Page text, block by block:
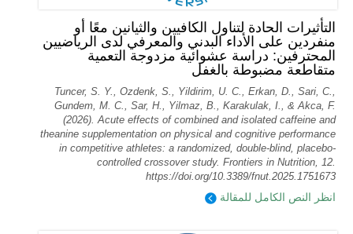
التأثيرات الحادة لتناول الكافيين والثيانين معًا أو
منفردين على الأداء البدني والمعرفي لدى الرياضيين
المحترفين: دراسة عشوائية مزدوجة التعمية
متقاطعة مضبوطة بالغفل
Tuncer, S. Y., Ozdenk, S., Yildirim, U. C., Erkan, D., Sari, C.,
Gundem, M. C., Sar, H., Yilmaz, B., Karakulak, I., & Akca, F.
(2026). Acute effects of combined and isolated caffeine and
theanine supplementation on physical and cognitive performance
in competitive athletes: a randomized, double-blind, placebo-
controlled crossover study. Frontiers in Nutrition, 12.
https://doi.org/10.3389/fnut.2025.1751673
انظر النص الكامل للمقالة